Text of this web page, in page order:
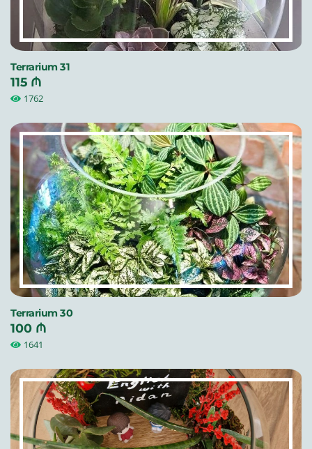
Terrarium 31
115 ₼
1762
Terrarium 30
100 ₼
1641